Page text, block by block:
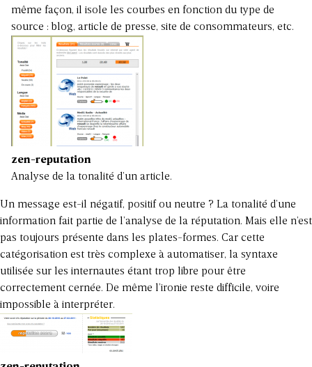
même façon, il isole les courbes en fonction du type de
source : blog, article de presse, site de consommateurs, etc.
zen-reputation
Analyse de la tonalité d’un article.
Un message est-il négatif, positif ou neutre ? La tonalité d’une
information fait partie de l’analyse de la réputation. Mais elle n’est
pas toujours présente dans les plates-formes. Car cette
catégorisation est très complexe à automatiser, la syntaxe
utilisée sur les internautes étant trop libre pour être
correctement cernée. De même l’ironie reste difficile, voire
impossible à interpréter.